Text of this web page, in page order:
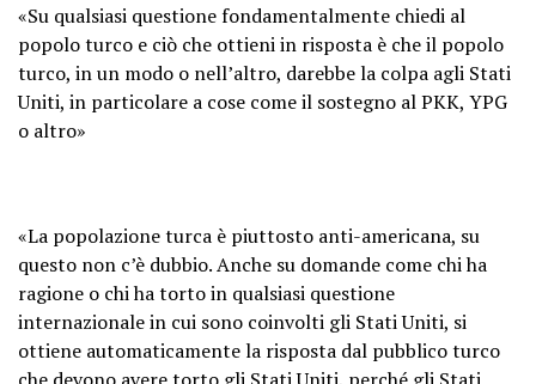
«Su qualsiasi questione fondamentalmente chiedi al
popolo turco e ciò che ottieni in risposta è che il popolo
turco, in un modo o nell’altro, darebbe la colpa agli Stati
Uniti, in particolare a cose come il sostegno al PKK, YPG
o altro»
«La popolazione turca è piuttosto anti-americana, su
questo non c’è dubbio. Anche su domande come chi ha
ragione o chi ha torto in qualsiasi questione
internazionale in cui sono coinvolti gli Stati Uniti, si
ottiene automaticamente la risposta dal pubblico turco